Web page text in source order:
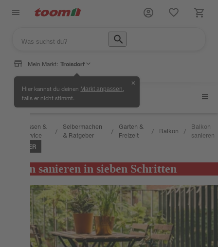
Mein Markt: Troisdorf
Hier kannst du deinen Markt anpassen
falls er nicht stimmt.
✕
Balkon
Wissen &
Service
/
Selbermachen
& Ratgeber
/
Garten &
Freizeit
/ Balkon /
Balkon
sanieren
RATGEBER
Balkon sanieren in sieben Schritten